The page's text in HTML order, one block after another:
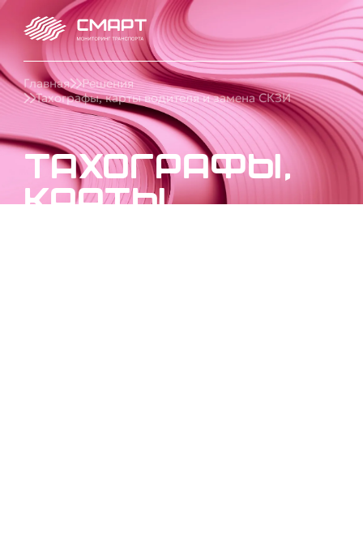
Главная
Решения
Тахографы, карты водителя и замена СКЗИ
Тахографы,
карты